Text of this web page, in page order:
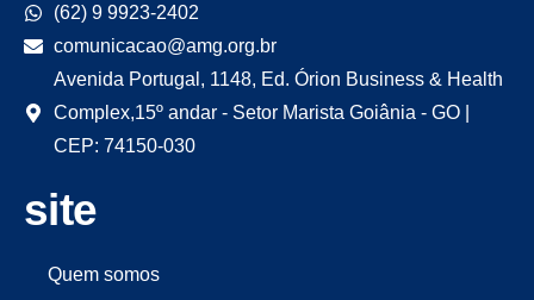
(62) 9 9923-2402
comunicacao@amg.org.br
Avenida Portugal, 1148, Ed. Órion Business & Health
Complex,15º andar - Setor Marista Goiânia - GO |
CEP: 74150-030
site
Quem somos